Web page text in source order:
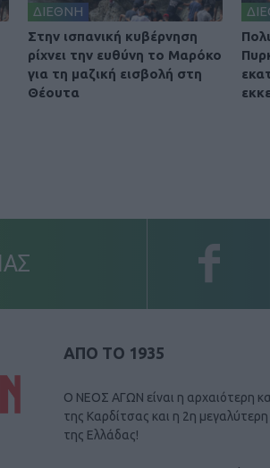
ΔΙΕΘΝΗ
Στην ισπανική κυβέρνηση
ρίχνει την ευθύνη το Μαρόκο
για τη μαζική εισβολή στη
Θέουτα
ΑΠΟ ΤΟ 1935
Ο ΝΕΟΣ ΑΓΩΝ είναι η αρχαιότερη
της Καρδίτσας και η 2η
της Ελλάδας!